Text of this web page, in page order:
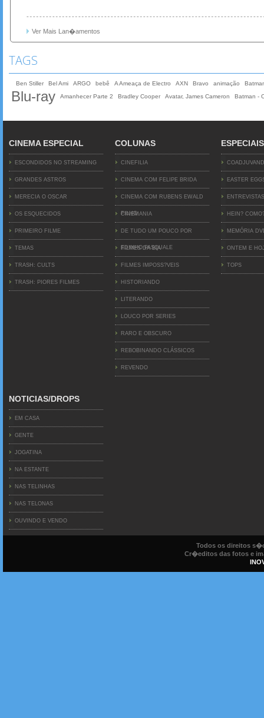
Ver Mais Lan�amentos
TAGS
Ben Stiller Bel Ami ARGO bebê A Ameaça de Electro AXN Bravo animação
Blu-ray Amanhecer Parte 2 Bradley Cooper Avatar, James Cameron Batman -
CINEMA ESPECIAL
ESCONDIDOS NO STREAMING
GRANDES ASTROS
MERECIA O OSCAR
OS ESQUECIDOS
PRIMEIRO FILME
TEMAS
TRASH: CULTS
TRASH: PIORES FILMES
COLUNAS
CINEFILIA
CINEMA COM FELIPE BRIDA
CINEMA COM RUBENS EWALD
FILHO
CINEMANIA
DE TUDO UM POUCO POR
EDINHO PASQUALE
FILMES DA BIA
FILMES IMPOSS?VEIS
HISTORIANDO
LITERANDO
LOUCO POR SERIES
RARO E OBSCURO
REBOBINANDO CLÁSSICOS
REVENDO
ESPECIAIS
EASTER
ENTREVISTAS
HEIN?
MEMÓRIA
ONTEM E
TOPS
NOTICIAS/DROPS
EM CASA
GENTE
JOGATINA
NA ESTANTE
NAS TELINHAS
NAS TELONAS
OUVINDO E VENDO
Todos os direitos
Cr�editos das fotos e